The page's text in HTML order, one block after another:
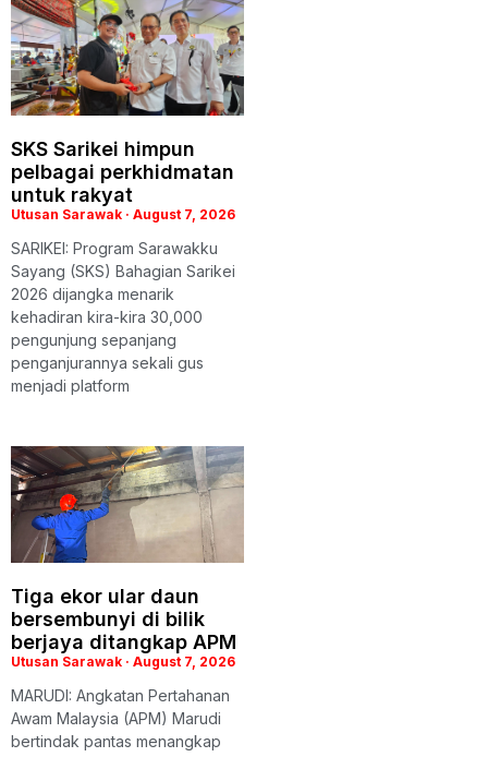
SKS Sarikei himpun
pelbagai perkhidmatan
untuk rakyat
Utusan Sarawak August 7, 2026
SARIKEI: Program Sarawakku
Sayang (SKS) Bahagian Sarikei
2026 dijangka menarik
kehadiran kira-kira 30,000
pengunjung sepanjang
penganjurannya sekali gus
menjadi platform
Tiga ekor ular daun
bersembunyi di bilik
berjaya ditangkap APM
Utusan Sarawak August 7, 2026
MARUDI: Angkatan Pertahanan
Awam Malaysia (APM) Marudi
bertindak pantas menangkap